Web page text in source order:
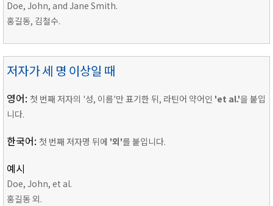
Doe, John, and Jane Smith.
홍길동, 김철수.
저자가 세 명 이상일 때
영어: 첫 번째 저자의 '성, 이름'만 표기한 뒤, 라틴어 약어인 'et al.'을 붙입
니다.
한국어: 첫 번째 저자명 뒤에 '외'를 붙입니다.
예시
Doe, John, et al.
홍길동 외.